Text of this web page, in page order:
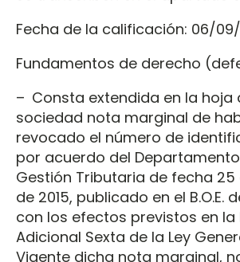
Fecha de la calificación: 06/09/
Fundamentos de derecho
– Consta extendida en la hoja
sociedad nota marginal de
revocado el número de
por acuerdo del
Gestión Tributaria de fecha
de 2015, publicado en el B.O.E.
con los efectos previstos en la
Adicional Sexta de la Ley
Vigente dicha nota marginal,